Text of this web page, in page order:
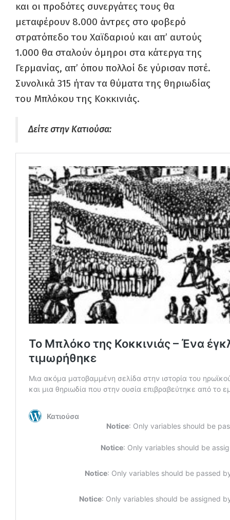
και οι προδότες συνεργάτες τους θα
μεταφέρουν 8.000 άντρες στο φοβερό
στρατόπεδο του Χαϊδαριού και απ’ αυτούς
1.000 θα σταλούν όμηροι στα κάτεργα της
Γερμανίας, απ’ όπου πολλοί δε γύρισαν ποτέ.
Συνολικά 315 ήταν τα θύματα της θηριωδίας
του Μπλόκου της Κοκκινιάς.
Δείτε στην Κατιούσα: